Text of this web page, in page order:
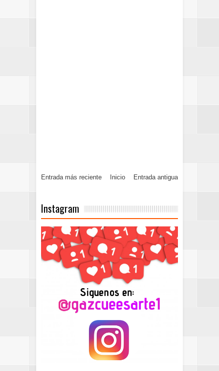
Entrada más reciente Entrada antigua
Inicio
Instagram